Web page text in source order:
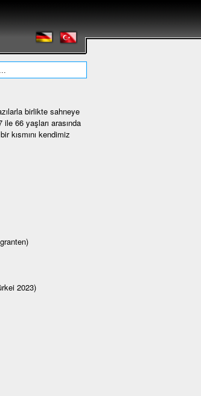
birlikte sahneye
66 yaşları arasında
kısmını kendimiz
2023)